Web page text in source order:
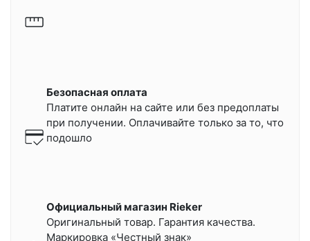
Безопасная оплата
Платите онлайн на сайте или без предоплаты
при получении. Оплачивайте только за то, что
подошло
Официальный магазин Rieker
Оригинальный товар. Гарантия качества.
Маркировка «Честный знак»